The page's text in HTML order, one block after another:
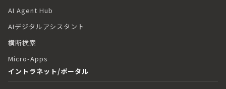
AI Agent Hub
AIデジタルアシスタント
横断検索
Micro-Apps
イントラネット/ポータル